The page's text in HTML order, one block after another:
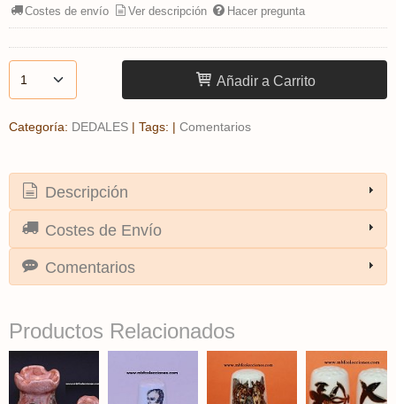
Costes de envío Ver descripción Hacer pregunta
Añadir a Carrito
Categoría: DEDALES | Tags: | Comentarios
Descripción
Costes de Envío
Comentarios
Productos Relacionados